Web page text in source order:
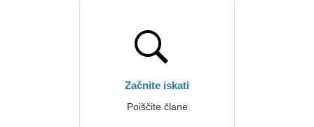
Začnite iskati
Poiščite člane